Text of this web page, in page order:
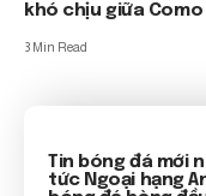
khó chịu giữa Como
3 Min Read
Tin bóng đá mới
tức Ngoại hạng